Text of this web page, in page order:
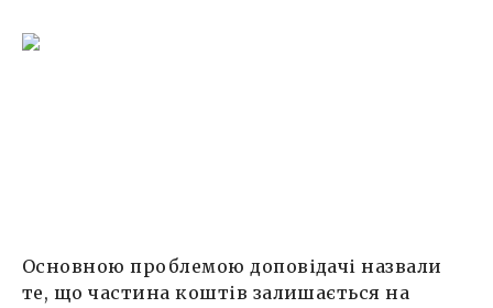
Основною проблемою доповідачі назвали
те, що частина коштів залишається на